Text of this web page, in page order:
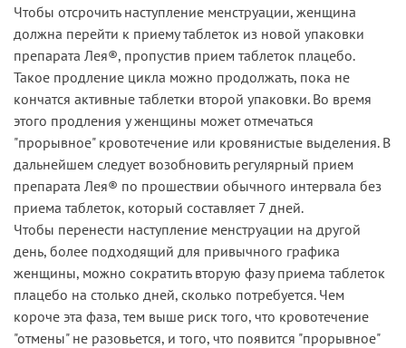
Чтобы отсрочить наступление менструации, женщина
должна перейти к приему таблеток из новой упаковки
препарата Лея®, пропустив прием таблеток плацебо.
Такое продление цикла можно продолжать, пока не
кончатся активные таблетки второй упаковки. Во время
этого продления у женщины может отмечаться
"прорывное" кровотечение или кровянистые выделения. В
дальнейшем следует возобновить регулярный прием
препарата Лея® по прошествии обычного интервала без
приема таблеток, который составляет 7 дней.
Чтобы перенести наступление менструации на другой
день, более подходящий для привычного графика
женщины, можно сократить вторую фазу приема таблеток
плацебо на столько дней, сколько потребуется. Чем
короче эта фаза, тем выше риск того, что кровотечение
"отмены" не разовьется, и того, что появится "прорывное"